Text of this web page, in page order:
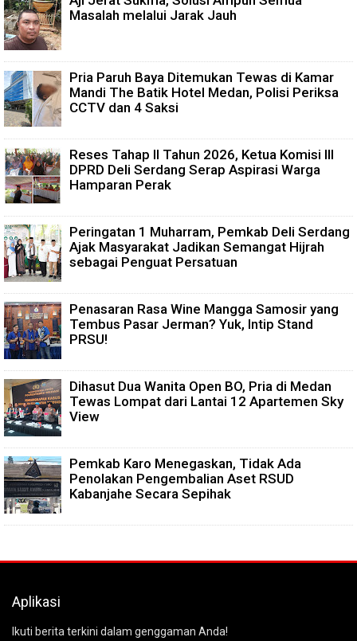
Masalah melalui Jarak Jauh
Pria Paruh Baya Ditemukan Tewas di Kamar
Mandi The Batik Hotel Medan, Polisi Periksa
CCTV dan 4 Saksi
Reses Tahap II Tahun 2026, Ketua Komisi III
DPRD Deli Serdang Serap Aspirasi Warga
Hamparan Perak
Peringatan 1 Muharram, Pemkab Deli Serdang
Ajak Masyarakat Jadikan Semangat Hijrah
sebagai Penguat Persatuan
Penasaran Rasa Wine Mangga Samosir yang
Tembus Pasar Jerman? Yuk, Intip Stand
PRSU!
Dihasut Dua Wanita Open BO, Pria di Medan
Tewas Lompat dari Lantai 12 Apartemen Sky
View
Pemkab Karo Menegaskan, Tidak Ada
Penolakan Pengembalian Aset RSUD
Kabanjahe Secara Sepihak
Aplikasi
Ikuti berita terkini dalam genggaman Anda!